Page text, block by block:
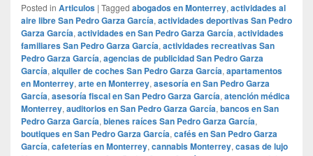
Posted in Articulos | Tagged abogados en Monterrey, actividades al
aire libre San Pedro Garza García, actividades deportivas San Pedro
Garza García, actividades en San Pedro Garza García, actividades
familiares San Pedro Garza García, actividades recreativas San
Pedro Garza García, agencias de publicidad San Pedro Garza
García, alquiler de coches San Pedro Garza García, apartamentos
en Monterrey, arte en Monterrey, asesoría en San Pedro Garza
García, asesoría fiscal en San Pedro Garza García, atención médica
Monterrey, auditorios en San Pedro Garza García, bancos en San
Pedro Garza García, bienes raíces San Pedro Garza García,
boutiques en San Pedro Garza García, cafés en San Pedro Garza
García, cafeterías en Monterrey, cannabis Monterrey, casas de lujo